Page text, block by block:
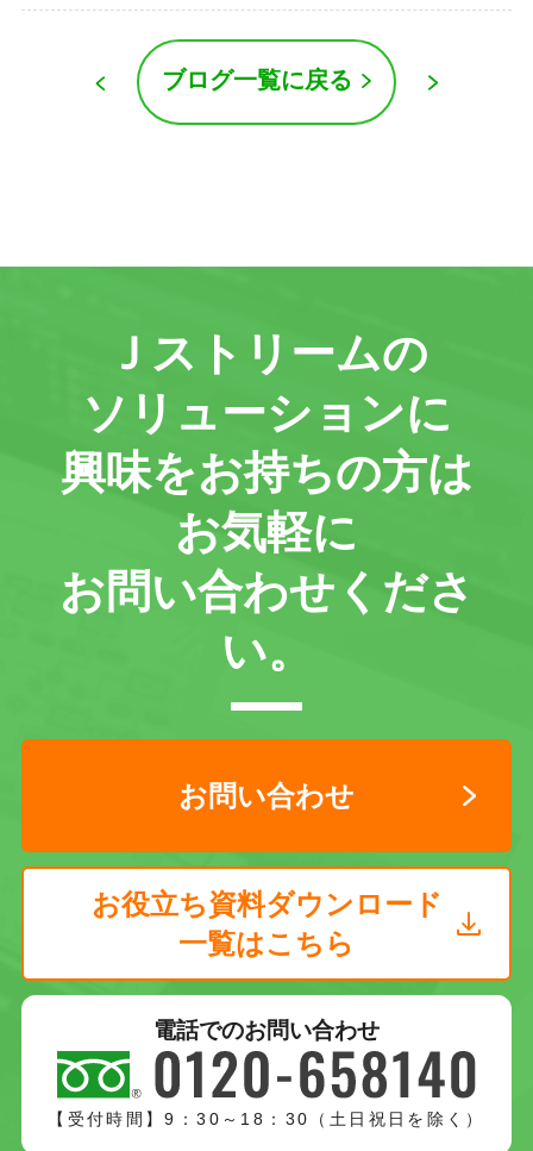
ブログ一覧に戻る
Ｊストリームの
ソリューションに
興味をお持ちの方は
お気軽に
お問い合わせくださ
い。
お問い合わせ
お役立ち資料ダウンロード
一覧はこちら
電話でのお問い合わせ
【受付時間】9：30～18：30（土日祝日を除く）